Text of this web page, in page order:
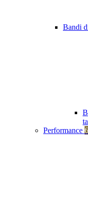
Bandi
Performance 6